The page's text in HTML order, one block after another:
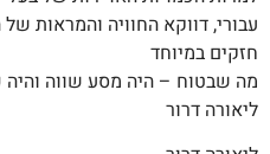
עבורי, דווקא החוויה והמראות
חזקים במיוחד
מה שבטוח – היה מסע שווה והיה
ליאורה דרור